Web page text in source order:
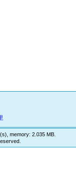
memory: 2.035 MB.